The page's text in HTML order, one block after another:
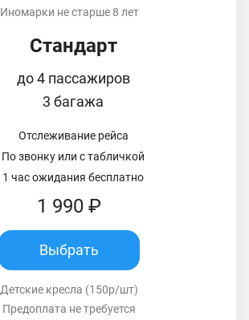
Иномарки не старше 8 лет
Стандарт
до 4 пассажиров
3 багажа
Отслеживание рейса
По звонку или с табличкой
1 час ожидания бесплатно
1 990 ₽
Выбрать
Детские кресла (150р/шт)
Предоплата не требуется